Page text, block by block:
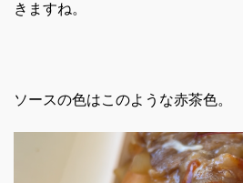
きますね。
ソースの色はこのような赤茶色。